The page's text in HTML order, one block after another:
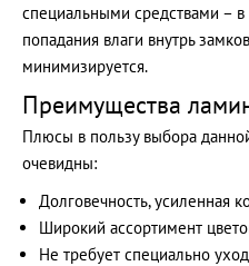
специальными средствами – в
попадания влаги внутрь
минимизируется.
Преимущества
Плюсы в пользу выбора
очевидны:
Долговечность, усиленная
Широкий ассортимент
Не требует специально